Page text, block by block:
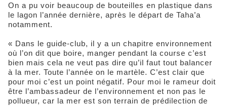
On a pu voir beaucoup de bouteilles en plastique dans
le lagon l’année dernière, après le départ de Taha’a
notamment.
« Dans le guide-club, il y a un chapitre environnement
où l’on dit que boire, manger pendant la course c’est
bien mais cela ne veut pas dire qu’il faut tout balancer
à la mer. Toute l’année on le martèle. C’est clair que
pour moi c’est un point négatif. Pour moi le rameur doit
être l’ambassadeur de l’environnement et non pas le
pollueur, car la mer est son terrain de prédilection de